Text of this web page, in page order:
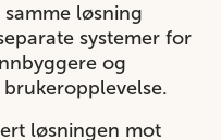
løsning
systemer for
og
løsningen mot